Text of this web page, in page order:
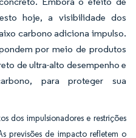
hoje, a visibilidade dos
carbono adiciona impulso.
por meio de produtos
de ultra-alto desempenho e
para proteger sua
dos impulsionadores e restrições
previsões de impacto refletem o